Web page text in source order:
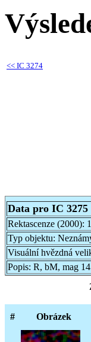
<< IC 3274
Data pro IC 3275
Rektascenze (2000):
Typ objektu:
Visuální hvězdná
Popis: R, bM, mag
# Obrázek